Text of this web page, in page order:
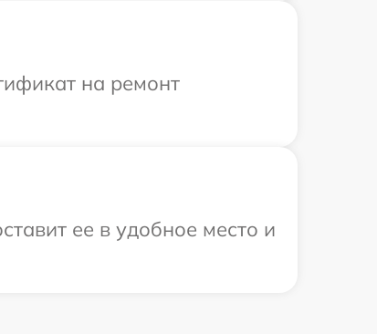
на ремонт
ее в удобное место и